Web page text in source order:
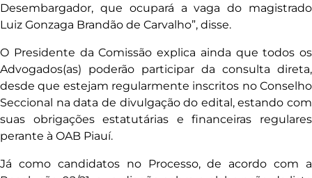
Desembargador, que ocupará a vaga do magistrado
Luiz Gonzaga Brandão de Carvalho”, disse.
O Presidente da Comissão explica ainda que todos os
Advogados(as) poderão participar da consulta direta,
desde que estejam regularmente inscritos no Conselho
Seccional na data de divulgação do edital, estando com
suas obrigações estatutárias e financeiras regulares
perante à OAB Piauí.
Já como candidatos no Processo, de acordo com a